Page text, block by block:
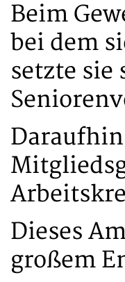
Beim
bei dem
setzte sie
Dieses
großem